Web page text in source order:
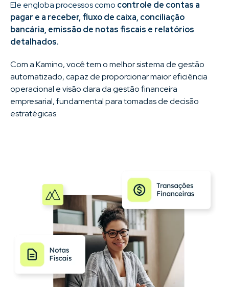
Ele engloba processos como controle de contas a
pagar e a receber, fluxo de caixa, conciliação
bancária, emissão de notas fiscais e relatórios
detalhados.
Com a Kamino, você tem o melhor sistema de gestão
automatizado, capaz de proporcionar maior eficiência
operacional e visão clara da gestão financeira
empresarial, fundamental para tomadas de decisão
estratégicas.